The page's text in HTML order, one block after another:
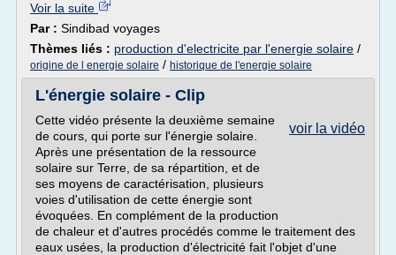
Voir la suite
Par : Sindibad voyages
Thèmes liés : production d'electricite par l'energie solaire /
origine de l energie solaire / historique de l'energie solaire
L'énergie solaire - Clip
voir la vidéo
Cette vidéo présente la deuxième semaine
de cours, qui porte sur l'énergie solaire.
Après une présentation de la ressource
solaire sur Terre, de sa répartition, et de
ses moyens de caractérisation, plusieurs
voies d'utilisation de cette énergie sont
évoquées. En complément de la production
de chaleur et d'autres procédés comme le traitement des
eaux usées, la production d'électricité fait l'objet d'une